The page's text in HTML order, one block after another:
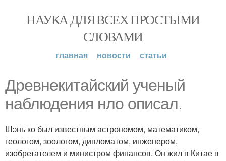
НАУКА ДЛЯ ВСЕХ ПРОСТЫМИ
СЛОВАМИ
главная новости статьи
Древнекитайский ученый
наблюдения нло описал.
Шэнь ко был известным астрономом, математиком,
геологом, зоологом, дипломатом, инженером,
изобретателем и министром финансов. Он жил в Китае в